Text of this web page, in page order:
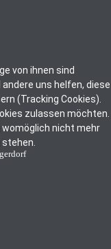
von ihnen sind
uns helfen, diese
(Tracking Cookies).
zulassen möchten.
womöglich nicht mehr